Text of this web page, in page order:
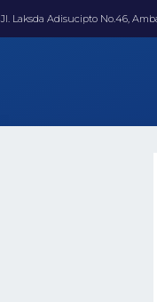
Jl. Laksda Adisucipto No.46,